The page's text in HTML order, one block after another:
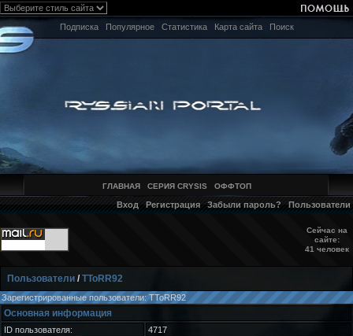
Подписка Популярное Статистика Карта сайта Поиск
ГЛАВНАЯ СЕРИЯ CRYSIS ОФФТОП
Вход Регистрация Забыли пароль? Пользователи
Сейчас на
сайте:
41 человек
Пользователи /TToRR92
Зарегистрированные пользователи: TToRR92
Основная информация
ID пользователя:
4717